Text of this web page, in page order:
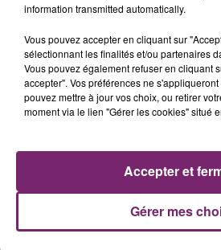
ACTUS RADIO
Plan du site
information transmitted automatically.
Vous pouvez accepter en cliquant sur
sélectionnant les finalités et/ou partenaires
Vous pouvez également refuser en cliquant
accepter". Vos préférences ne
pouvez mettre à jour vos choix, ou retirer
moment via le lien "Gérer les cookies" situé
Gérer mes
Accepter et